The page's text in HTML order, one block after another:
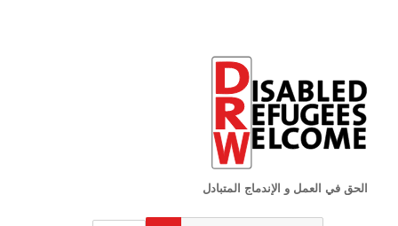
الحق في العمل و الإندماج المتبادل